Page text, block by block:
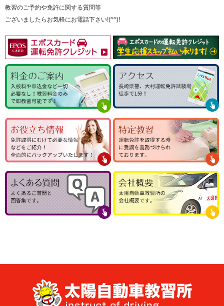
教習のご予約や免許に関する質問等
ございましたらお気軽にお電話下さい!(^^)!